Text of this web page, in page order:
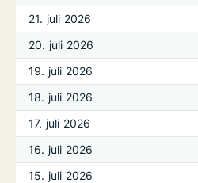
21. juli 2026
20. juli 2026
19. juli 2026
18. juli 2026
17. juli 2026
16. juli 2026
15. juli 2026